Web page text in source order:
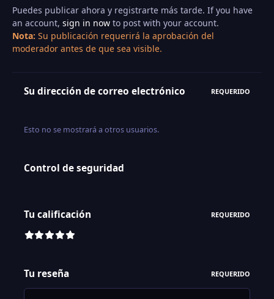
Puedes publicar ahora y registrarte más tarde. If you have
an account, sign in nowto post with your account.
Nota: Su publicación requerirá la aprobación del
moderador antes de que sea visible.
Su dirección de correo electrónico REQUERIDO
Esto no se mostrará a otros usuarios.
Control de seguridad
Tu calificación REQUERIDO
Tu reseña REQUERIDO